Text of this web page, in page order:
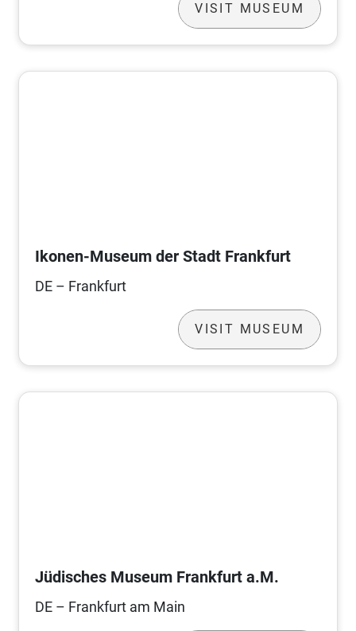
VISIT MUSEUM
Ikonen-Museum der Stadt Frankfurt
DE – Frankfurt
VISIT MUSEUM
Jüdisches Museum Frankfurt a.M.
DE – Frankfurt am Main